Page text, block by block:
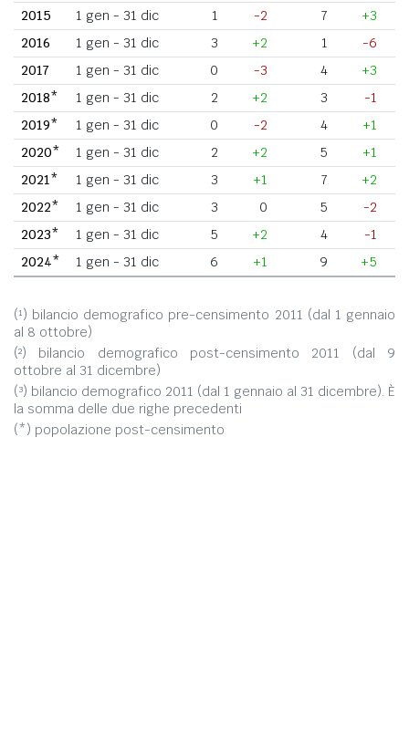
2015
1 gen - 31 dic 1 -2 7
+3
2016
1 gen - 31 dic 3 +2 1
-6
2017
1 gen - 31 dic 0 -3 4
+3
2018*
1 gen - 31 dic 2 +2 3
-1
2019*
1 gen - 31 dic 0 -2 4
+1
2020*
1 gen - 31 dic 2 +2 5
+1
2021*
1 gen - 31 dic 3 +1 7
+2
2022*
1 gen - 31 dic 3 0 5
-2
2023*
1 gen - 31 dic 5 +2 4
-1
2024*
1 gen - 31 dic 6 +1 9 +5
(¹) bilancio demografico pre-censimento 2011 (dal 1 gennaio
al 8 ottobre)
(²) bilancio demografico post-censimento 2011 (dal 9
ottobre al 31 dicembre)
(³) bilancio demografico 2011 (dal 1 gennaio al 31 dicembre). È
la somma delle due righe precedenti
(*) popolazione post-censimento